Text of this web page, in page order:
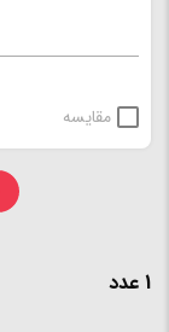
مقایسه
1 عدد